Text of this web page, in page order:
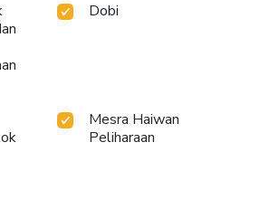
Dobi
Mesra Haiwan
Peliharaan